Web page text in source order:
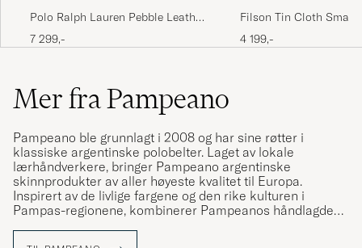
Polo Ralph Lauren Pebble Leather
Duffle Bag Svart
7 299,-
Filson Tin Cloth Small
Otter Green
4 199,-
Mer fra Pampeano
Pampeano ble grunnlagt i 2008 og har sine røtter i
klassiske argentinske polobelter. Laget av lokale
lærhåndverkere, bringer Pampeano argentinske
skinnprodukter av aller høyeste kvalitet til Europa.
Inspirert av de livlige fargene og den rike kulturen i
Pampas-regionene, kombinerer Pampeanos håndlagde